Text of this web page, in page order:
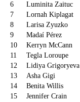
6
Luminita Zaituc
7
Lornah Kiplagat
8
Larisa Zyuzko
9
Madaí Pérez
10
Kerryn McCann
11
Tegla Loroupe
12
Lidiya Grigoryeva
13
Asha Gigi
14
Benita Willis
15
Jennifer Crain